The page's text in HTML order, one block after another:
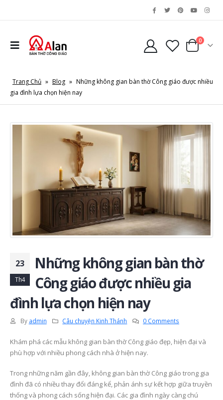
0
Trang Chủ » Blog » Những không gian bàn thờ Công giáo được nhiều
gia đình lựa chọn hiện nay
23
Th4
Những không gian bàn thờ
Công giáo được nhiều gia
đình lựa chọn hiện nay
By admin Câu chuyện Kinh Thánh 0 Comments
Khám phá các mẫu không gian bàn thờ Công giáo đẹp, hiện đại và
phù hợp với nhiều phong cách nhà ở hiện nay.
Trong những năm gần đây, không gian bàn thờ Công giáo trong gia
đình đã có nhiều thay đổi đáng kể, phản ánh sự kết hợp giữa truyền
thống và phong cách sống hiện đại. Các gia đình ngày càng chú